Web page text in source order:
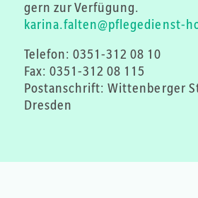
gern zur Verfügung.
karina.falten@pflegedienst-
Telefon: 0351-312 08 10
Fax: 0351-312 08 115
Postanschrift: Wittenberger
Dresden